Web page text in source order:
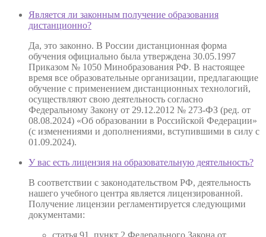
Является ли законным получение образования
дистанционно?
Да, это законно. В России дистанционная форма
обучения официально была утверждена 30.05.1997
Приказом № 1050 Минобразования РФ. В настоящее
время все образовательные организации, предлагающие
обучение с применением дистанционных технологий,
осуществляют свою деятельность согласно
Федеральному Закону от 29.12.2012 № 273-ФЗ (ред. от
08.08.2024) «Об образовании в Российской Федерации»
(с изменениями и дополнениями, вступившими в силу с
01.09.2024).
У вас есть лицензия на образовательную деятельность?
В соответствии с законодательством РФ, деятельность
нашего учебного центра является лицензированной.
Получение лицензии регламентируется следующими
документами:
статья 91, пункт 2 Федерального Закона от